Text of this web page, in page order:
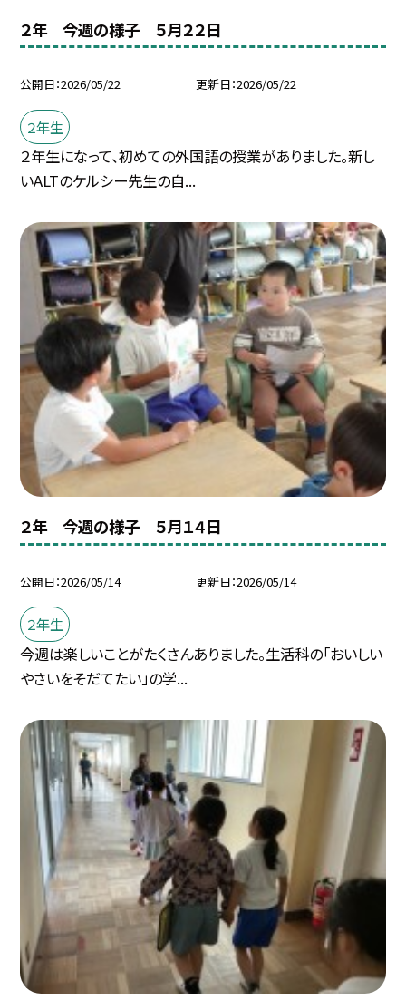
２年 今週の様子 ５月２２日
公開日 2026/05/22 更新日 2026/05/22
２年生
２年生になって、初めての外国語の授業がありました。新し
いALTのケルシー先生の自...
２年 今週の様子 ５月１４日
公開日 2026/05/14 更新日 2026/05/14
２年生
今週は楽しいことがたくさんありました。生活科の「おいしい
やさいをそだてたい」の学...